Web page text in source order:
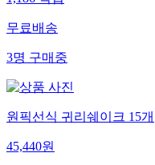
1,186적립
무료배송
3명구매중
원픽선식 귀리쉐이크 15개
45,440원